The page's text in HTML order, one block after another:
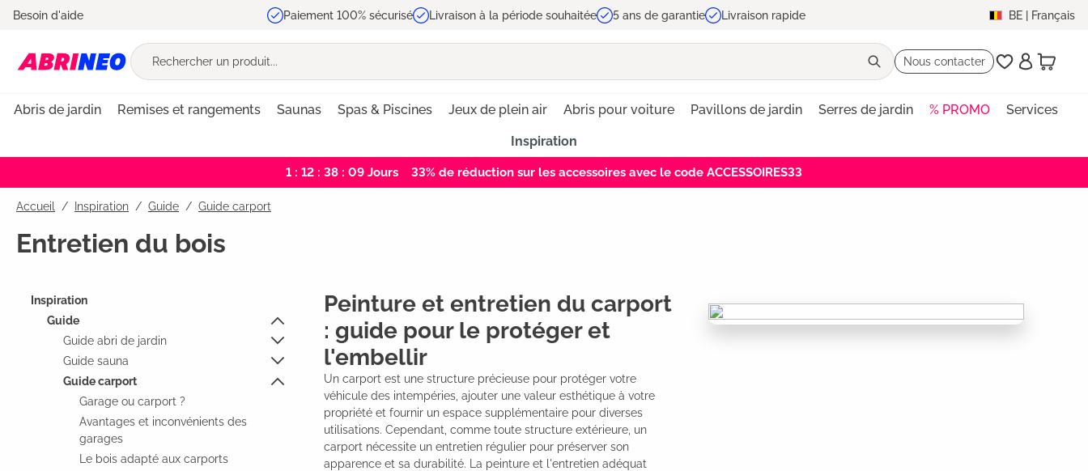
Passer à la navigation principale
Besoin d'aide Paiement 100% sécurisé Livraison à la période souhaitée 5 ans de garantie Livraison rapide BE | Français
Nous contacter
Abris de jardin Remises et rangements Saunas Spas & Piscines Jeux de plein air Abris pour voiture Pavillons de jardin Serres de jardin % PROMO Services
Inspiration
1 : 12 : 38 : 08 Jours 33% de réduction sur les accessoires avec le code ACCESSOIRES33
Accueil Inspiration / Guide / Guide carport
Entretien du bois
Inspiration
Guide
Guide abri de jardin
Guide sauna
Guide carport
Garage ou carport ?
Avantages et inconvénients des
garages
Le bois adapté aux carports
Peinture et entretien du carport
: guide pour le protéger et
l'embellir
Un carport est une structure précieuse pour protéger votre
véhicule des intempéries, ajouter une valeur esthétique à votre
propriété et fournir un espace supplémentaire pour diverses
utilisations. Cependant, comme toute structure extérieure, un
carport nécessite un entretien régulier pour préserver son
apparence et sa durabilité. La peinture et l'entretien adéquat